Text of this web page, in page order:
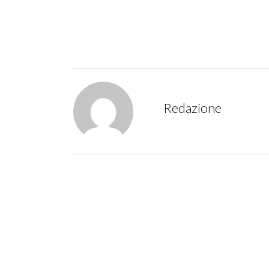
Redazione